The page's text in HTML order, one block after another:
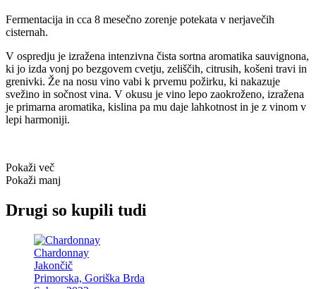
Fermentacija in cca 8 mesečno zorenje potekata v nerjavečih
cisternah.
V ospredju je izražena intenzivna čista sortna aromatika sauvignona,
ki jo izda vonj po bezgovem cvetju, zeliščih, citrusih, košeni travi in
grenivki. Že na nosu vino vabi k prvemu požirku, ki nakazuje
svežino in sočnost vina. V okusu je vino lepo zaokroženo, izražena
je primarna aromatika, kislina pa mu daje lahkotnost in je z vinom v
lepi harmoniji.
Pokaži več
Pokaži manj
Drugi so kupili tudi
Chardonnay
Jakončič
Primorska, Goriška Brda